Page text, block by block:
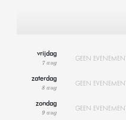
vrijdag
7 aug
GEEN EVENEMENT
zaterdag
8 aug
GEEN EVENEMENT
zondag
9 aug
GEEN EVENEMENT